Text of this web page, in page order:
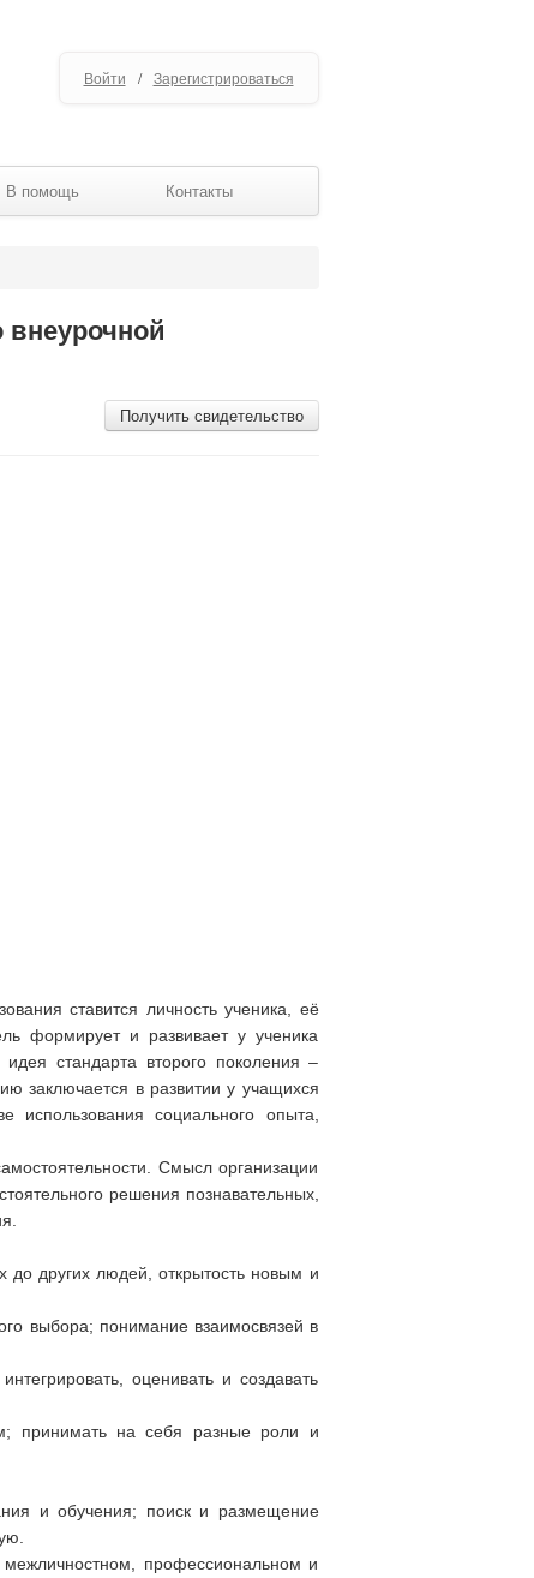
Войти / Зарегистрироваться
В помощь Контакты
внеурочной
Получить свидетельство
ставится личность ученика, её
формирует и развивает у ученика
стандарта второго поколения –
заключается в развитии у учащихся
социального опыта,
Смысл организации
решения познавательных,
до других людей, открытость новым и
выбора; понимание взаимосвязей в
оценивать и создавать
принимать на себя разные роли и
и обучения; поиск и размещение
межличностном, профессиональном и